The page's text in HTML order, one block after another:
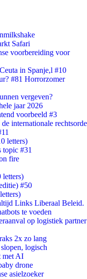
Safari
voorbereiding voor
in Spanje,l #10
#81 Horrorzomer
vergeven?
jaar 2026
voorbeeld #3
internationale rechtsorde
letters)
topic #31
fire
letters)
#50
Links Liberaal Beleid.
te voeden
op logistiek partner
2x zo lang
logisch
met AI
drone
asielzoeker